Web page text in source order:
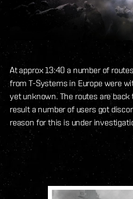
At approx 13:40 a number of
from T-Systems in Europe were
yet unknown. The routes are back
result a number of users got
reason for this is under